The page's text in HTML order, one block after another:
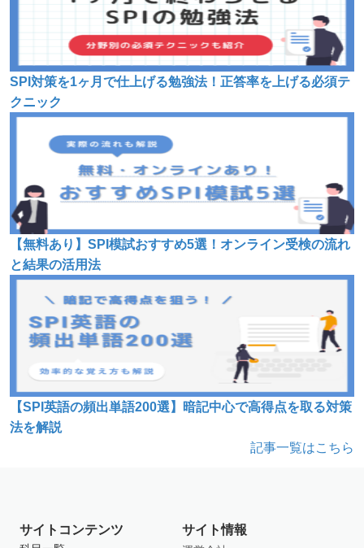
SPI対策を1ヶ月で仕上げる勉強法！正答率を上げる必須テ
クニック
【無料あり】SPI模試おすすめ5選！オンライン受検の流れ
と結果の活用法
【SPI英語の頻出単語200選】暗記中心で高得点を取る対策
法を解説
記事一覧はこちら
サイトコンテンツ サイト情報